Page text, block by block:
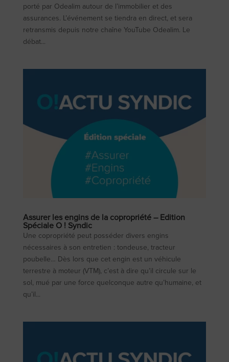
porté par Odealim autour de l’immobilier et des
assurances. L’événement se tiendra en direct, et sera
retransmis depuis notre chaîne YouTube Odealim. Le
débat...
Assurer les engins de la copropriété – Edition
Spéciale O ! Syndic
Une copropriété peut posséder divers engins
nécessaires à son entretien : tondeuse, tracteur
poubelle… Dès lors que cet engin est un véhicule
terrestre à moteur (VTM), c’est à dire qu’il circule sur le
sol, mué par une force quelconque autre qu’humaine, et
qu’il...